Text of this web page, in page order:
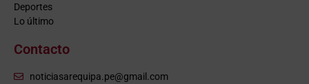
Deportes
Lo último
Contacto
noticiasarequipa.pe@gmail.com